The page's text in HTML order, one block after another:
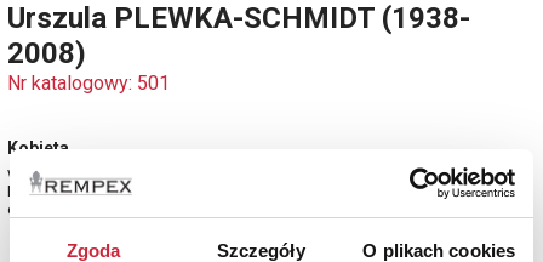
Zgoda Szczegóły O plikach cookies
Urszula PLEWKA-SCHMIDT (1938-
2008)
Nr katalogowy: 501
Kobieta
wełna, len; 202 x 205 cm.
Polska, 2 poł. XX w.
estymacja: 12 000 - 14 000 zł